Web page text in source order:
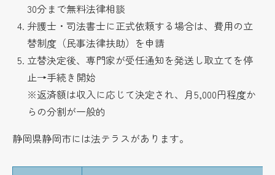
30分まで無料法律相談
弁護士・司法書士に正式依頼する場合は、費用の立
替制度（民事法律扶助）を申請
立替決定後、専門家が受任通知を発送し取立てを停
止→手続き開始
※返済額は収入に応じて決定され、月5,000円程度か
らの分割が一般的
静岡県静岡市には法テラスがあります。